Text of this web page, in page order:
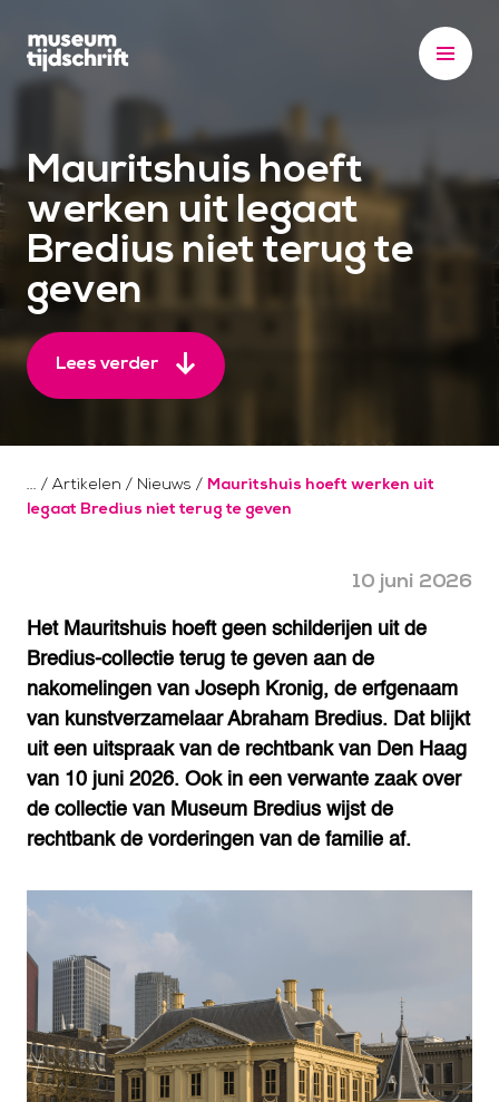
o
c
n
Mauritshuis hoeft
werken uit legaat
Bredius niet terug te
geven
Lees verder
/ Artikelen / Nieuws / Mauritshuis hoeft werken uit
legaat Bredius niet terug te geven
10 juni 2026
Het Mauritshuis hoeft geen schilderijen uit de
Bredius-collectie terug te geven aan de
nakomelingen van Joseph Kronig, de erfgenaam
van kunstverzamelaar Abraham Bredius. Dat blijkt
uit een uitspraak van de rechtbank van Den Haag
van 10 juni 2026. Ook in een verwante zaak over
de collectie van Museum Bredius wijst de
rechtbank de vorderingen van de familie af.